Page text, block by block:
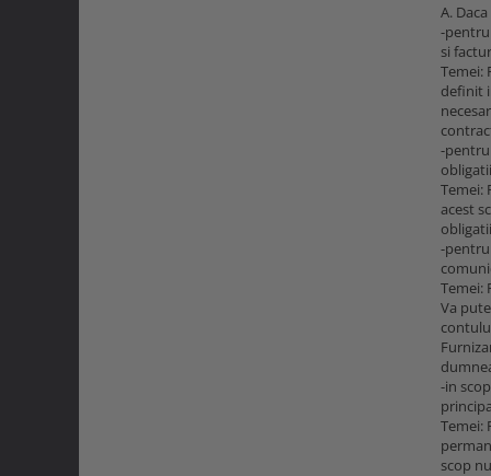
A.
-
si
Temei:
definit
-
Temei:
acest
-
Temei:
Va
-in
Temei:
scop